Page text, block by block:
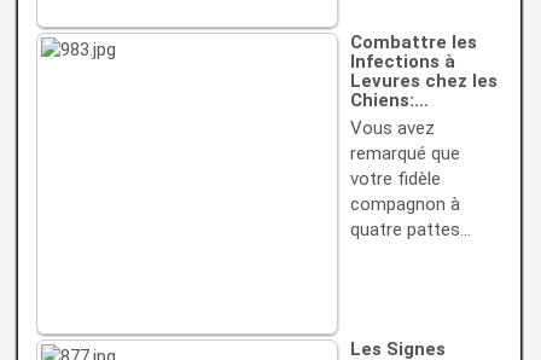
Combattre les
Infections à
Levures chez les
Chiens:…
Vous avez
remarqué que
votre fidèle
compagnon à
quatre pattes…
Les Signes